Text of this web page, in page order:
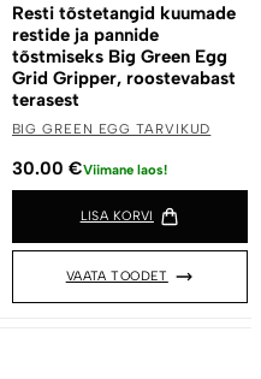
Resti tõstetangid kuumade
restide ja pannide
tõstmiseks Big Green Egg
Grid Gripper, roostevabast
terasest
BIG GREEN EGG TARVIKUD
30.00 €Viimane laos!
LISA KORVI
VAATA TOODET